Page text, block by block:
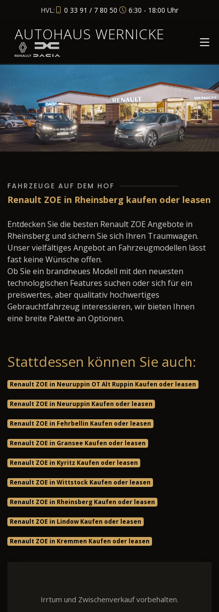
HVL: 0 33 91 / 7 80 50 6:30 - 18:00 Uhr
AUTOHAUS WERNICKE
FAHRZEUGE AUF DEM HOF
Renault ZOE in Rheinsberg kaufen oder leasen
Entdecken Sie die besten Renault ZOE Angebote in
Rheinsberg und sichern Sie sich Ihren Traumwagen.
Unser vielfältiges Angebot an Fahrzeugmodellen lässt
fast keine Wünsche offen.
Ob Sie ein brandneues Modell mit den neuesten
technologischen Features suchen oder sich für ein
preiswertes, aber qualitativ hochwertiges
Gebrauchtfahrzeug interessieren, wir bieten Ihnen
eine breite Palette an Optionen.
Stattdessen können Sie auch:
Renault ZOE in Neuruppin OT Alt Ruppin Kaufen oder leasen
Renault ZOE in Neuruppin Kaufen oder leasen
Renault ZOE in Fehrbellin Kaufen oder leasen
Renault ZOE in Gransee Kaufen oder leasen
Renault ZOE in Kyritz Kaufen oder leasen
Renault ZOE in Wittstock Kaufen oder leasen
Renault ZOE in Rheinsberg Kaufen oder leasen
Renault ZOE in Lindow Kaufen oder leasen
Renault ZOE in Kremmen Kaufen oder leasen
Irrtum und Zwischenverkauf vorbehalten.